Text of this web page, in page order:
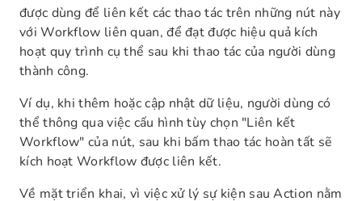
được dùng để liên kết các thao tác trên những nút này
với Workflow liên quan, để đạt được hiệu quả kích
hoạt quy trình cụ thể sau khi thao tác của người dùng
thành công.
Ví dụ, khi thêm hoặc cập nhật dữ liệu, người dùng có
thể thông qua việc cấu hình tùy chọn "Liên kết
Workflow" của nút, sau khi bấm thao tác hoàn tất sẽ
kích hoạt Workflow được liên kết.
Về mặt triển khai, vì việc xử lý sự kiện sau Action nằm